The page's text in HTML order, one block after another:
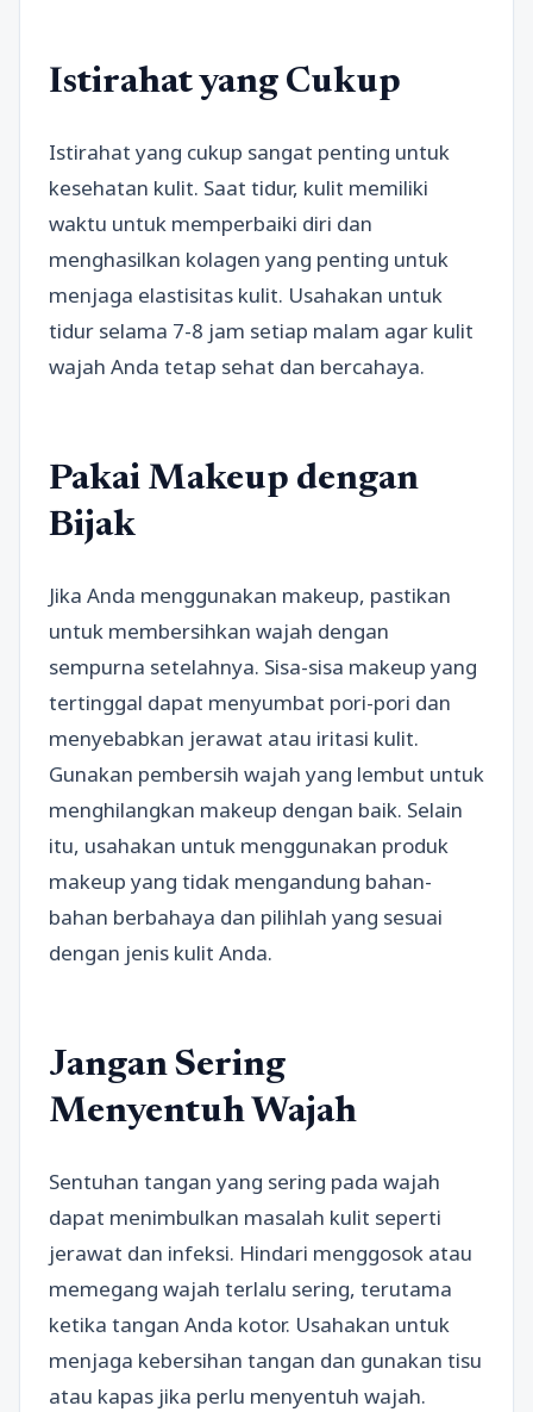
Istirahat yang Cukup
Istirahat yang cukup sangat penting untuk
kesehatan kulit. Saat tidur, kulit memiliki
waktu untuk memperbaiki diri dan
menghasilkan kolagen yang penting untuk
menjaga elastisitas kulit. Usahakan untuk
tidur selama 7-8 jam setiap malam agar kulit
wajah Anda tetap sehat dan bercahaya.
Pakai Makeup dengan
Bijak
Jika Anda menggunakan makeup, pastikan
untuk membersihkan wajah dengan
sempurna setelahnya. Sisa-sisa makeup yang
tertinggal dapat menyumbat pori-pori dan
menyebabkan jerawat atau iritasi kulit.
Gunakan pembersih wajah yang lembut untuk
menghilangkan makeup dengan baik. Selain
itu, usahakan untuk menggunakan produk
makeup yang tidak mengandung bahan-
bahan berbahaya dan pilihlah yang sesuai
dengan jenis kulit Anda.
Jangan Sering
Menyentuh Wajah
Sentuhan tangan yang sering pada wajah
dapat menimbulkan masalah kulit seperti
jerawat dan infeksi. Hindari menggosok atau
memegang wajah terlalu sering, terutama
ketika tangan Anda kotor. Usahakan untuk
menjaga kebersihan tangan dan gunakan tisu
atau kapas jika perlu menyentuh wajah.